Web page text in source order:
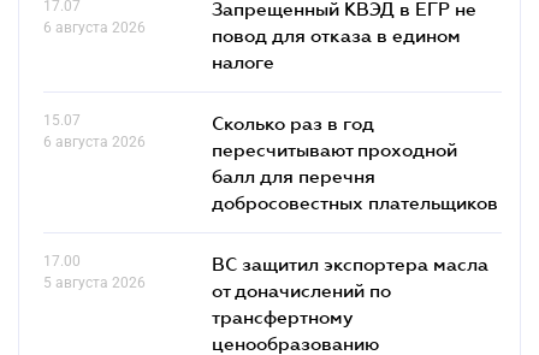
17.07
6 августа 2026
Запрещенный КВЭД в ЕГР не
повод для отказа в едином
налоге
15.07
6 августа 2026
Сколько раз в год
пересчитывают проходной
балл для перечня
добросовестных плательщиков
17.00
5 августа 2026
ВС защитил экспортера масла
от доначислений по
трансфертному
ценообразованию